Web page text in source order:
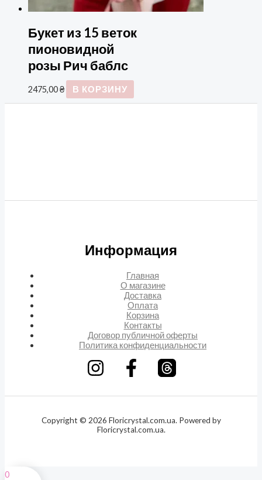
Букет из 15 веток
пионовидной
розы Рич баблс
2475,00₴ В КОРЗИНУ
Информация
Главная
О магазине
Доставка
Оплата
Корзина
Контакты
Договор публичной оферты
Политика конфиденциальности
Copyright © 2026 Floricrystal.com.ua. Powered by
Floricrystal.com.ua.
0